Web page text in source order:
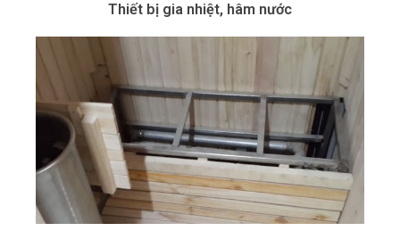
Thiết bị gia nhiệt, hâm nước